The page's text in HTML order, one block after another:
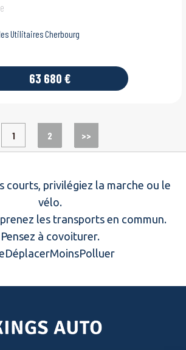
Utilitaires Cherbourg
63 680 €
1 2 >>
courts, privilégiez la marche ou le
vélo.
les transports en commun.
Pensez à covoiturer.